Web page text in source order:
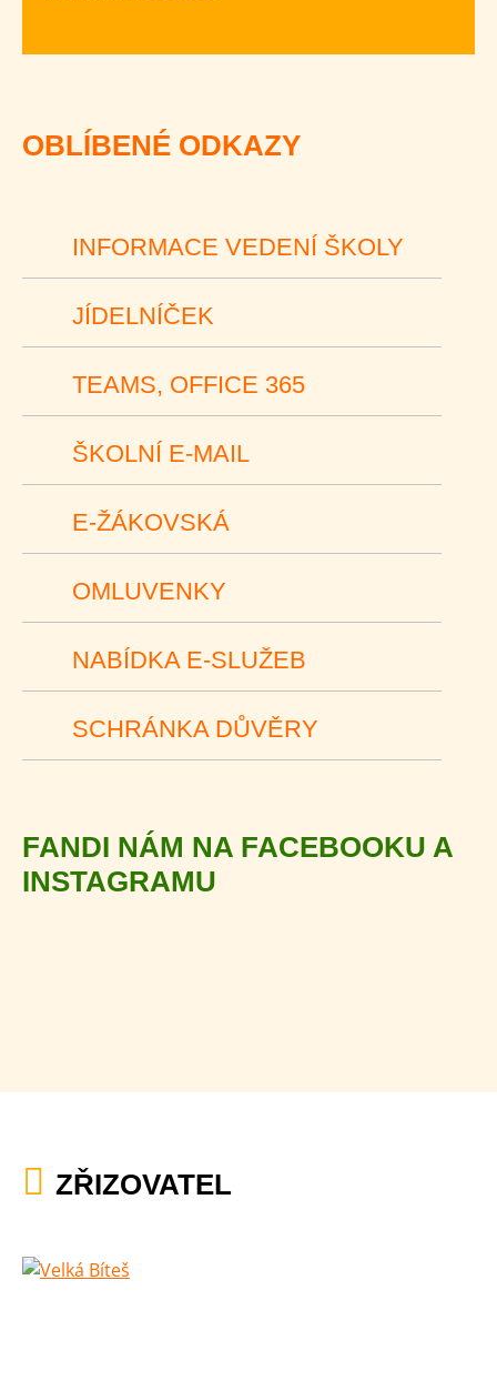
OBLÍBENÉ ODKAZY
INFORMACE VEDENÍ ŠKOLY
JÍDELNÍČEK
TEAMS, OFFICE 365
ŠKOLNÍ E-MAIL
E-ŽÁKOVSKÁ
OMLUVENKY
NABÍDKA E-SLUŽEB
SCHRÁNKA DŮVĚRY
FANDI NÁM NA FACEBOOKU A
INSTAGRAMU
ZŘIZOVATEL